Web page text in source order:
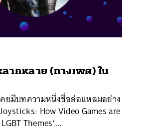
ากหลาย (ทางเพศ) ใน
คยมีบทความหนึ่งชื่อล่อแหลมอย่าง
How Video Games are
Themes’...
ค้นหา